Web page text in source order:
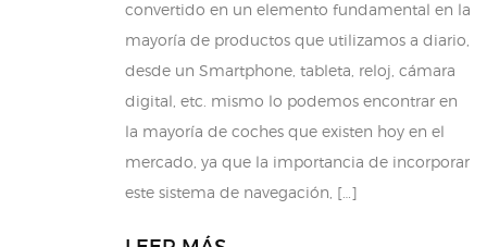
convertido en un elemento fundamental en la
mayoría de productos que utilizamos a diario,
desde un Smartphone, tableta, reloj, cámara
digital, etc. mismo lo podemos encontrar en
la mayoría de coches que existen hoy en el
mercado, ya que la importancia de incorporar
este sistema de navegación, […]